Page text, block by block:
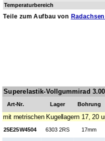
Temperaturbereich
Teile zum Aufbau von
Superelastik-Vollgummirad
Art-Nr. Lager Boh­rung
mit metrischen Kugellagern 17, 20
25E25W4504 6303 2RS 17mm